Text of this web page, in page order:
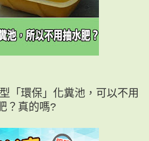
「環保」化糞池，可以不用
？真的嗎?